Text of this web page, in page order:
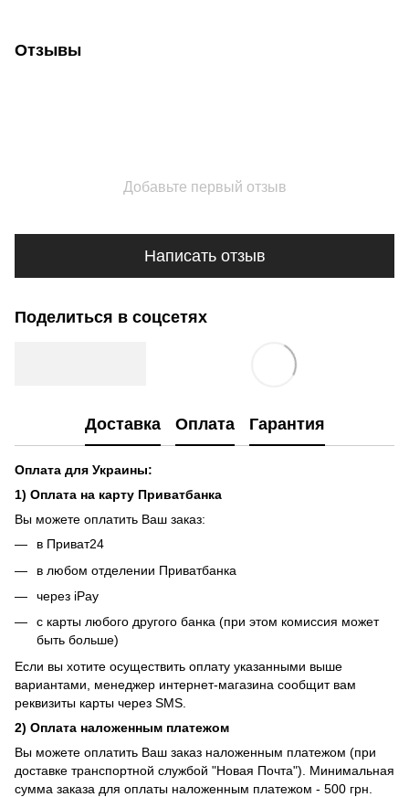
Отзывы
Добавьте первый отзыв
Написать отзыв
Поделиться в соцсетях
Доставка Оплата Гарантия
Оплата для Украины:
1) Оплата на карту Приватбанка
Вы можете оплатить Ваш заказ:
в Приват24
в любом отделении Приватбанка
через iPay
с карты любого другого банка (при этом комиссия может
быть больше)
Если вы хотите осуществить оплату указанными выше
вариантами, менеджер интернет-магазина сообщит вам
реквизиты карты через SMS.
2) Оплата наложенным платежом
Вы можете оплатить Ваш заказ наложенным платежом (при
доставке транспортной службой "Новая Почта"). Минимальная
сумма заказа для оплаты наложенным платежом - 500 грн.